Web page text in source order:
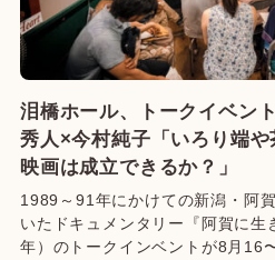
泪橋ホール、トークイベン
秀人×今村純子「いろり端
映画は成立できるか？」
1989～91年にかけての新潟・阿
いたドキュメンタリー『阿賀に
年）のトークインベントが8月16